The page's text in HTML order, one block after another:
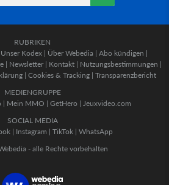
RUBRIKEN
Unser Kodex | Über Webedia | Abo kündigen |
| Newsletter | Kontakt | Nutzungsbestimmungen |
| Cookies & Tracking | Transparenzbericht
MEDIENGRUPPE
| Mein MMO | GetHero | Jeuxvideo.com
SOCIAL MEDIA
| Instagram | TikTok | WhatsApp
- alle Rechte vorbehalten